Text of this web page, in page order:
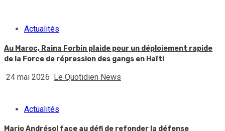
Actualités
Au Maroc, Raina Forbin plaide pour un déploiement rapide
de la Force de répression des gangs en Haïti
24 mai 2026 Le Quotidien News
Actualités
Mario Andrésol face au défi de refonder la défense